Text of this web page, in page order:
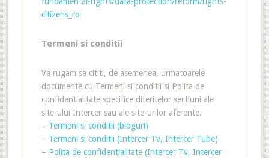
citizens_ro
Termeni si conditii
Va rugam sa cititi, de asemenea, urmatoarele
documente cu Termeni si conditii si Polita de
confidentialitate specifice diferitelor sectiuni ale
site-ului Intercer sau ale site-urilor aferente.
– Termeni si conditii (bloguri)
– Termeni si conditii (Intercer Tv, Intercer Tube)
– Polita de confidentialitate (Intercer Tv, Intercer